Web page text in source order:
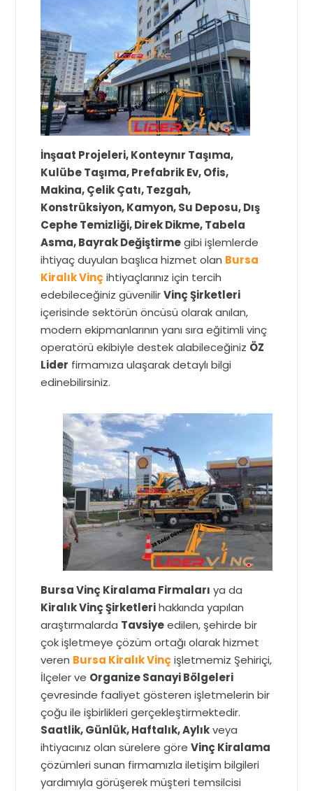
İnşaat Projeleri, Konteynır Taşıma,
Kulübe Taşıma, Prefabrik Ev, Ofis,
Makina, Çelik Çatı, Tezgah,
Konstrüksiyon, Kamyon, Su Deposu, Dış
Cephe Temizliği, Direk Dikme, Tabela
Asma, Bayrak Değiştirmegibi işlemlerde
ihtiyaç duyulan başlıca hizmet olan Bursa
Kiralık Vinçihtiyaçlarınız için tercih
edebileceğiniz güvenilirVinç Şirketleri
içerisinde sektörün öncüsü olarak anılan,
modern ekipmanlarının yanı sıra eğitimli vinç
operatörü ekibiyle destek alabileceğiniz ÖZ
Lider firmamıza ulaşarak detaylı bilgi
edinebilirsiniz.
Bursa Vinç Kiralama Firmaları ya da
Kiralık Vinç Şirketlerihakkında yapılan
araştırmalarda Tavsiyeedilen, şehirde bir
çok işletmeye çözüm ortağı olarak hizmet
veren Bursa Kiralık Vinçişletmemiz Şehiriçi,
İlçeler ve Organize Sanayi Bölgeleri
çevresinde faaliyet gösteren işletmelerin bir
çoğu ile işbirlikleri gerçekleştirmektedir.
Saatlik, Günlük, Haftalık, Aylıkveya
ihtiyacınız olan sürelere göreVinç Kiralama
çözümleri sunan firmamızla iletişim bilgileri
yardımıyla görüşerek müşteri temsilcisi